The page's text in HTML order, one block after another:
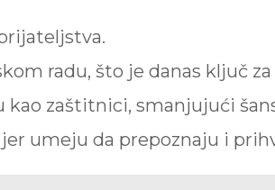
radu, što je danas ključ
kao zaštitnici, smanjujući
umeju da prepoznaju i